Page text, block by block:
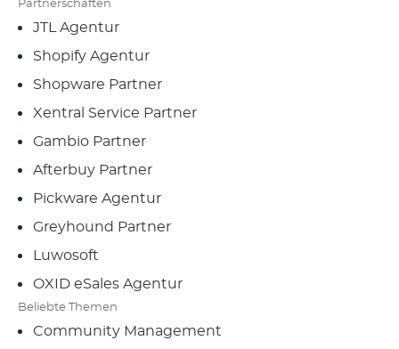
Partnerschaften
JTL Agentur
Shopify Agentur
Shopware Partner
Xentral Service Partner
Gambio Partner
Afterbuy Partner
Pickware Agentur
Greyhound Partner
Luwosoft
OXID eSales Agentur
Beliebte Themen
Community Management